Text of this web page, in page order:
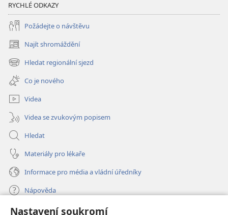
Nastavení soukromí
RYCHLÉ ODKAZY
Požádejte o návštěvu
Najít shromáždění
(otevřeno
nové
okno)
Hledat regionální sjezd
(otevřeno
nové
okno)
Co je nového
Videa
Videa se zvukovým popisem
Hledat
Materiály pro lékaře
Informace pro média a vládní úředníky
Nápověda